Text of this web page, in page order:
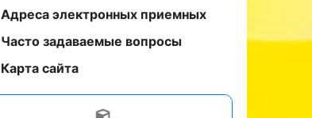
Адреса электронных приемных
Часто задаваемые вопросы
Карта сайта